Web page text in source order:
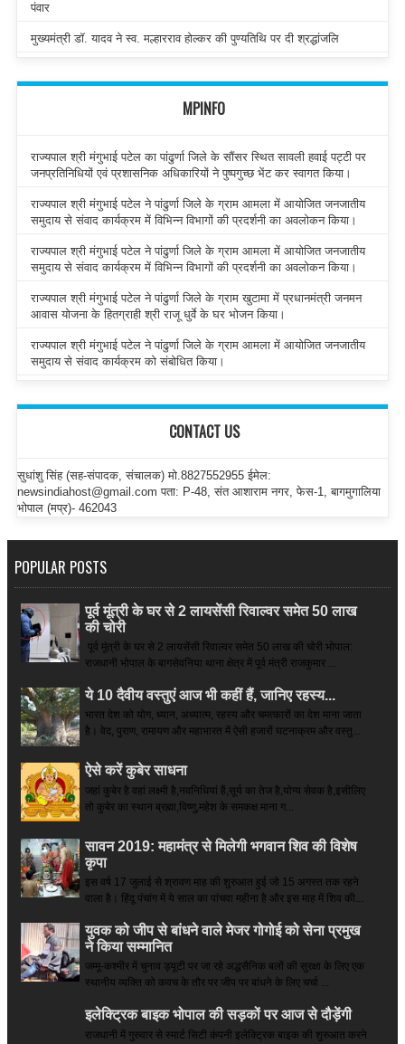
पंवार
मुख्यमंत्री डॉ. यादव ने स्व. मल्हारराव होल्कर की पुण्यतिथि पर दी श्रद्धांजलि
MPINFO
राज्यपाल श्री मंगुभाई पटेल का पांढुर्णा जिले के सौंसर स्थित सावली हवाई पट्टी पर
जनप्रतिनिधियों एवं प्रशासनिक अधिकारियों ने पुष्पगुच्छ भेंट कर स्वागत किया।
राज्यपाल श्री मंगुभाई पटेल ने पांढुर्णा जिले के ग्राम आमला में आयोजित जनजातीय
समुदाय से संवाद कार्यक्रम में विभिन्न विभागों की प्रदर्शनी का अवलोकन किया।
राज्यपाल श्री मंगुभाई पटेल ने पांढुर्णा जिले के ग्राम आमला में आयोजित जनजातीय
समुदाय से संवाद कार्यक्रम में विभिन्न विभागों की प्रदर्शनी का अवलोकन किया।
राज्यपाल श्री मंगुभाई पटेल ने पांढुर्णा जिले के ग्राम खुटामा में प्रधानमंत्री जनमन
आवास योजना के हितग्राही श्री राजू धुर्वे के घर भोजन किया।
राज्यपाल श्री मंगुभाई पटेल ने पांढुर्णा जिले के ग्राम आमला में आयोजित जनजातीय
समुदाय से संवाद कार्यक्रम को संबोधित किया।
CONTACT US
सुधांशु सिंह (सह-संपादक, संचालक) मो.8827552955 ईमेल:
newsindiahost@gmail.com पता: P-48, संत आशाराम नगर, फेस-1, बागमुगालिया
भोपाल (मप्र)- 462043
POPULAR POSTS
पूर्व मूंत्री के घर से 2 लायसेंसी रिवाल्वर समेत 50 लाख
की चोरी
पूर्व मूंत्री के घर से 2 लायसेंसी रिवाल्वर समेत 50 लाख की चोरी भोपाल:
राजधानी भोपाल के बागसेवनिया थाना क्षेत्र में पूर्व मंत्री राजकुमार ...
ये 10 दैवीय वस्तुएं आज भी कहीं हैं, जानिए रहस्य...
भारत देश को योग, ध्यान, अध्यात्म, रहस्य और चमत्कारों का देश माना जाता
है। वेद, पुराण, रामायण और महाभारत में ऐसी हजारों घटनाक्रम और वस्तु...
ऐसे करें कुबेर साधना
जहां कुबेर है­ वहां लक्ष्मी है,नवनिधियां हैं,सूर्य का तेज है,योग्य सेवक है,इसीलिए
तो कुबेर का स्थान ब्रह्मा,विष्णु,महेश के समकक्ष माना ग...
सावन 2019: महामंत्र से मिलेगी भगवान शिव की विशेष
कृपा
इस वर्ष 17 जुलाई से श्रावण माह की शुरुआत हुई जो 15 अगस्त तक रहने
वाला है। हिंदू पंचांग में ये साल का पांचवा महीना है और इस माह में शिव की...
युवक को जीप से बांधने वाले मेजर गोगोई को सेना प्रमुख
ने किया सम्‍मानित
जम्मू-कश्मीर में चुनाव ड्यूटी पर जा रहे अद्धसैनिक बलों की सुरक्षा के लिए एक
स्थानीय व्यक्ति को कवच के तौर पर जीप पर बांधने के लिए चर्चा ...
इलेक्ट्रिक बाइक भोपाल की सड़कों पर आज से दौड़ेंगी
राजधानी में गुरुवार से स्मार्ट सिटी कंपनी इलेक्ट्रिक बाइक की शुरुआत करने